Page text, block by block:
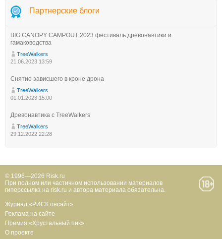
Партнерские блоги
BIG CANOPY CAMPOUT 2023 фестиваль древонавтики и
гамаководства
TreeWalkers
21.06.2023 13:59
Снятие зависшего в кроне дрона
TreeWalkers
01.01.2023 15:00
Древонавтика с TreeWalkers
TreeWalkers
29.12.2022 22:28
© 1996—2026 Risk.ru
При полном или частичном использовании материалов
гиперссылка на risk.ru и автора материала обязательна.
Журнал «РИСК онсайт»
Реклама на сайте
Премия «Хрустальный пик»
О проекте